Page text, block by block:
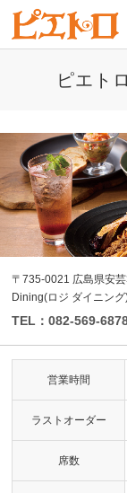
ピエト
〒735-0021 広島県安
Dining(ロジ ダイニング
TEL：082-569-
営業時間
ラストオーダー
席数